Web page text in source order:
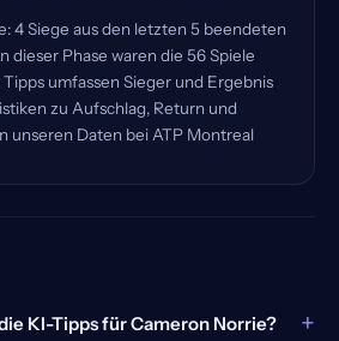
4 Siege aus den letzten 5 beendeten
dieser Phase waren die 56 Spiele
umfassen Sieger und Ergebnis
zu Aufschlag, Return und
unseren Daten bei ATP Montreal
KI-Tipps für Cameron Norrie? +